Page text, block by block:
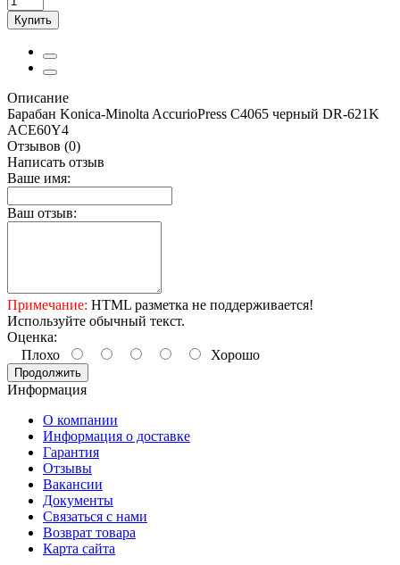
Купить
Описание
Барабан Konica-Minolta AccurioPress C4065 черный DR-621K
ACE60Y4
Отзывов (0)
Написать отзыв
Ваше имя:
Ваш отзыв:
Примечание: HTML разметка не поддерживается!
Используйте обычный текст.
Оценка:
Плохо
Хорошо
Продолжить
Информация
О компании
Информация о доставке
Гарантия
Отзывы
Вакансии
Документы
Связаться с нами
Возврат товара
Карта сайта